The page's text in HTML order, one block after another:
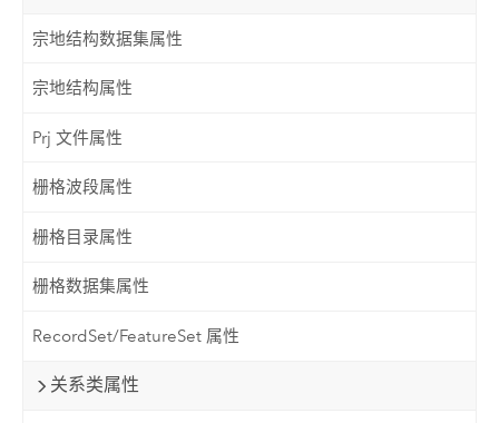
宗地结构数据集属性
宗地结构属性
Prj 文件属性
栅格波段属性
栅格目录属性
栅格数据集属性
RecordSet/FeatureSet 属性
关系类属性